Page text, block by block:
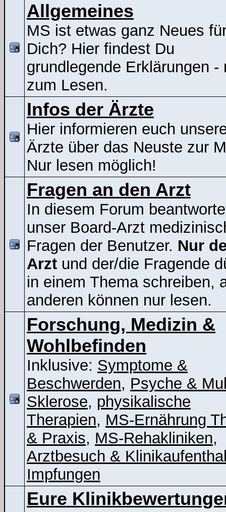
Allgemeines
MS ist etwas ganz Neues
Dich? Hier findest Du
grundlegende Erklärungen -
zum Lesen.
Infos der Ärzte
Hier informieren euch
Ärzte über das Neuste zur
Nur lesen möglich!
Fragen an den Arzt
In diesem Forum
unser Board-Arzt
Fragen der Benutzer. Nur
Arzt und der/die Fragende
in einem Thema schreiben,
anderen können nur lesen.
Forschung, Medizin &
Wohlbefinden
Inklusive: Symptome &
Beschwerden, Psyche &
Sklerose, physikalische
Therapien, MS-Ernährung
& Praxis, MS-Rehakliniken,
Arztbesuch &
Impfungen
Eure